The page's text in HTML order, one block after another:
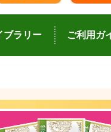
ブラリー ご利用ガ